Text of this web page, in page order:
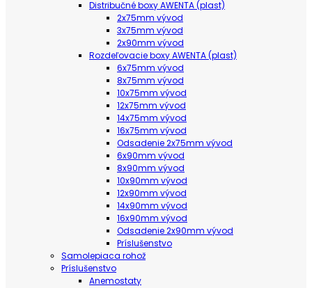
Distribučné boxy AWENTA (plast)
2x75mm vývod
3x75mm vývod
2x90mm vývod
Rozdeľovacie boxy AWENTA (plast)
6x75mm vývod
8x75mm vývod
10x75mm vývod
12x75mm vývod
14x75mm vývod
16x75mm vývod
Odsadenie 2x75mm vývod
6x90mm vývod
8x90mm vývod
10x90mm vývod
12x90mm vývod
14x90mm vývod
16x90mm vývod
Odsadenie 2x90mm vývod
Príslušenstvo
Samolepiaca rohož
Príslušenstvo
Anemostaty